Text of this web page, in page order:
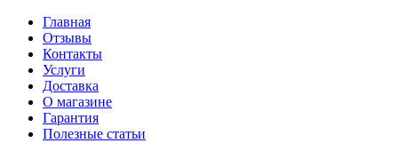
Главная
Отзывы
Контакты
Услуги
Доставка
О магазине
Гарантия
Полезные статьи